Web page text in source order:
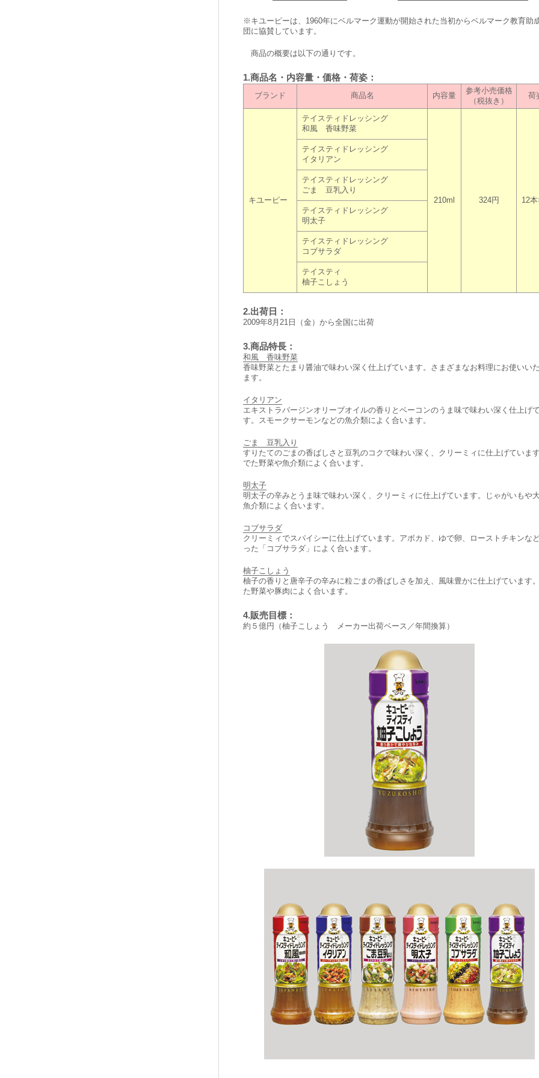
※キユーピーは、1960年にベルマーク運動が開始された当初からベルマーク教育助
団に協賛しています。
商品の概要は以下の通りです。
1.商品名・内容量・価格・荷姿：
ブランド 商品名 内容量
参考小売価格
（税抜き）
荷
キユーピー
テイスティドレッシング
和風 香味野菜
210ml 324円 12
テイスティドレッシング
イタリアン
テイスティドレッシング
ごま 豆乳入り
テイスティドレッシング
明太子
テイスティドレッシング
コブサラダ
テイスティ
柚子こしょう
2.出荷日：
2009年8月21日（金）から全国に出荷
3.商品特長：
和風 香味野菜
香味野菜とたまり醤油で味わい深く仕上げています。さまざまなお料理にお使いい
ます。
イタリアン
エキストラバージンオリーブオイルの香りとベーコンのうま味で味わい深く仕上げ
す。スモークサーモンなどの魚介類によく合います。
ごま 豆乳入り
すりたてのごまの香ばしさと豆乳のコクで味わい深く、クリーミィに仕上げていま
でた野菜や魚介類によく合います。
明太子
明太子の辛みとうま味で味わい深く、クリーミィに仕上げています。じゃがいもや
魚介類によく合います。
コブサラダ
クリーミィでスパイシーに仕上げています。アボカド、ゆで卵、ローストチキンな
った「コブサラダ」によく合います。
柚子こしょう
柚子の香りと唐辛子の辛みに粒ごまの香ばしさを加え、風味豊かに仕上げています
た野菜や豚肉によく合います。
4.販売目標：
約５億円（柚子こしょう メーカー出荷ベース／年間換算）